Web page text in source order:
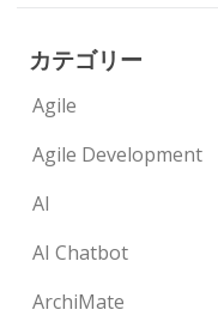
カテゴリー
Agile
Agile Development
AI
AI Chatbot
ArchiMate